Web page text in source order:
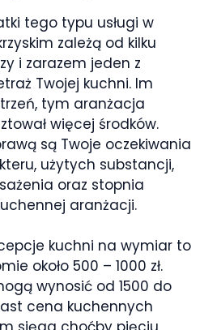
tego typu usługi w
zależą od kilku
i zarazem jeden z
Twojej kuchni. Im
tym aranżacja
więcej środków.
są Twoje oczekiwania
użytych substancji,
oraz stopnia
aranżacji.
kuchni na wymiar to
około 500 – 1000 zł.
wynosić od 1500 do
cena kuchennych